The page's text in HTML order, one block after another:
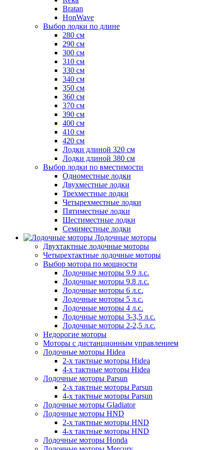
Bratan
HonWave
Выбор лодки по длине
280 см
290 см
300 см
310 см
330 см
340 см
350 см
360 см
370 см
390 см
400 см
410 см
420 см
Лодки длиной 320 см
Лодки длиной 380 см
Выбор лодки по вместимости
Одноместные лодки
Двухместные лодки
Трехместные лодки
Четырехместные лодки
Пятиместные лодки
Шестиместные лодки
Семиместные лодки
Лодочные моторы
Двухтактные лодочные моторы
Четырехтактные лодочные моторы
Выбор мотора по мощности
Лодочные моторы 9.9 л.с.
Лодочные моторы 9.8 л.с.
Лодочные моторы 6 л.с.
Лодочные моторы 5 л.с.
Лодочные моторы 4 л.с.
Лодочные моторы 3-3,5 л.с.
Лодочные моторы 2-2,5 л.с.
Недорогие моторы
Моторы с дистанционным управлением
Лодочные моторы Hidea
2-х тактные моторы Hidea
4-х тактные моторы Hidea
Лодочные моторы Parsun
2-х тактные моторы Parsun
4-х тактные моторы Parsun
Лодочные моторы Gladiator
Лодочные моторы HND
2-х тактные моторы HND
4-х тактные моторы HND
Лодочные моторы Honda